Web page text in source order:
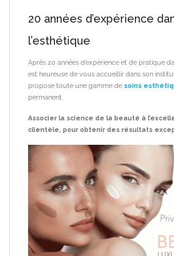
20 années d’expérience
l’esthétique
Après 20 années d’expérience et de pratique
est heureuse de vous accueillir dans son
propose toute une gamme de soins
permanent.
Associer la science de la beauté à
clientèle, pour obtenir des résultats